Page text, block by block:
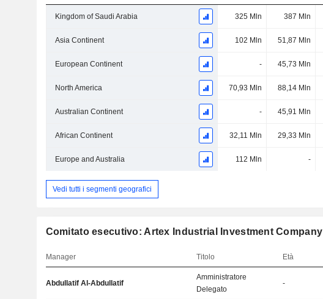
Kingdom of Saudi Arabia 325 Mln 387 Mln
Asia Continent 102 Mln 51,87 Mln
European Continent - 45,73 Mln
North America 70,93 Mln 88,14 Mln
Australian Continent - 45,91 Mln
African Continent 32,11 Mln 29,33 Mln
Europe and Australia 112 Mln -
Vedi tutti i segmenti geografici
Comitato esecutivo: Artex Industrial Investment Company
Manager Titolo Età
Abdullatif Al-Abdullatif
Amministratore
Delegato
-